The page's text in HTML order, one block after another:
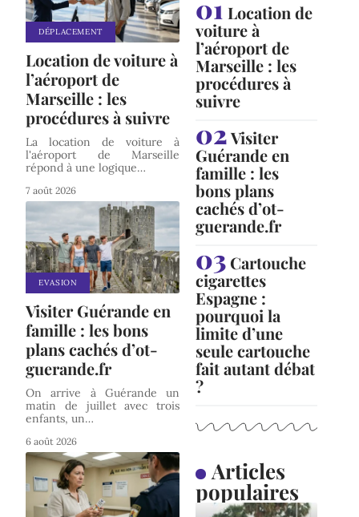
DÉPLACEMENT
Location de voiture à
l’aéroport de
Marseille : les
procédures à suivre
La location de voiture à
l'aéroport de Marseille
répond à une logique…
7 août 2026
EVASION
Visiter Guérande en
famille : les bons
plans cachés d’ot-
guerande.fr
On arrive à Guérande un
matin de juillet avec trois
enfants, un…
6 août 2026
Location de
voiture à
l’aéroport de
Marseille : les
procédures à
suivre
Visiter
Guérande en
famille : les
bons plans
cachés d’ot-
guerande.fr
Cartouche
cigarettes
Espagne :
pourquoi la
limite d’une
seule cartouche
fait autant débat
?
Articles
populaires